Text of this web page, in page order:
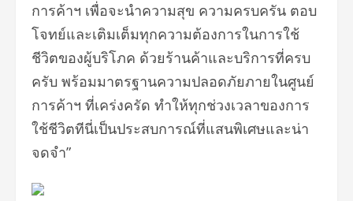
การค้าฯ เพื่อจะนำความสุข ความครบครัน ตอบ
โจทย์และเติมเต็มทุกความต้องการในการใช้
ชีวิตของผู้บริโภค ด้วยร้านค้าและบริการที่ครบ
ครับ พร้อมมาตรฐานความปลอดภัยภายในศูนย์
การค้าฯ ที่เคร่งครัด ทำให้ทุกช่วงเวลาของการ
ใช้ชีวิตทีนี่เป็นประสบการณ์ที่แสนพิเศษและน่า
จดจำ”